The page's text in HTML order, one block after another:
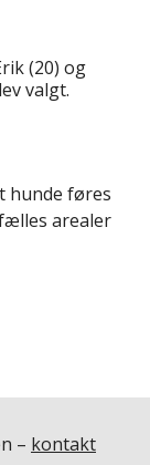
(20) og
valgt.
hunde føres
arealer
– kontakt